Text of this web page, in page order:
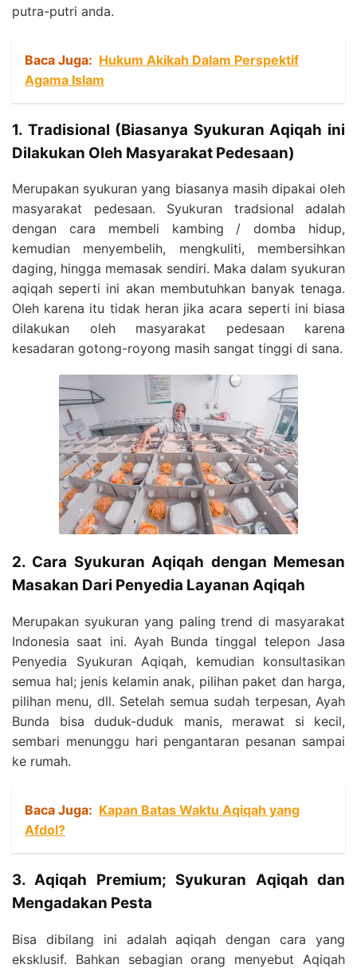
putra-putri anda.
Baca Juga: Hukum Akikah Dalam Perspektif
Agama Islam
1. Tradisional (Biasanya Syukuran Aqiqah ini
Dilakukan Oleh Masyarakat Pedesaan)
Merupakan syukuran yang biasanya masih dipakai oleh
masyarakat pedesaan. Syukuran tradsional adalah
dengan cara membeli kambing / domba hidup,
kemudian menyembelih, mengkuliti, membersihkan
daging, hingga memasak sendiri. Maka dalam syukuran
aqiqah seperti ini akan membutuhkan banyak tenaga.
Oleh karena itu tidak heran jika acara seperti ini biasa
dilakukan oleh masyarakat pedesaan karena
kesadaran gotong-royong masih sangat tinggi di sana.
2. Cara Syukuran Aqiqah dengan Memesan
Masakan Dari Penyedia Layanan Aqiqah
Merupakan syukuran yang paling trend di masyarakat
Indonesia saat ini. Ayah Bunda tinggal telepon Jasa
Penyedia Syukuran Aqiqah, kemudian konsultasikan
semua hal; jenis kelamin anak, pilihan paket dan harga,
pilihan menu, dll. Setelah semua sudah terpesan, Ayah
Bunda bisa duduk-duduk manis, merawat si kecil,
sembari menunggu hari pengantaran pesanan sampai
ke rumah.
Baca Juga: Kapan Batas Waktu Aqiqah yang
Afdol?
3. Aqiqah Premium; Syukuran Aqiqah dan
Mengadakan Pesta
Bisa dibilang ini adalah aqiqah dengan cara yang
eksklusif. Bahkan sebagian orang menyebut Aqiqah